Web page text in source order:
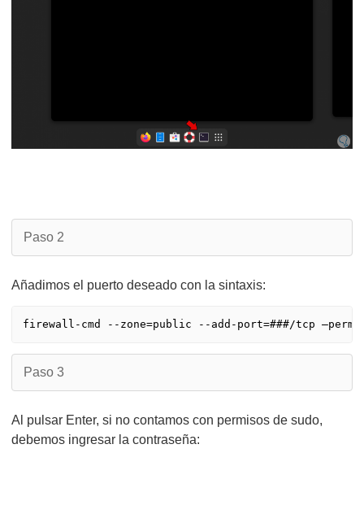
Paso 2
Añadimos el puerto deseado con la sintaxis:
Paso 3
Al pulsar Enter, si no contamos con permisos de sudo,
debemos ingresar la contraseña: